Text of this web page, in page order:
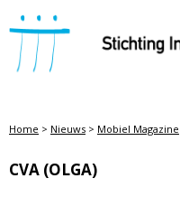
STICHTING INTERMOBIEL
Home > Nieuws > Mobiel Magazine
CVA (OLGA)